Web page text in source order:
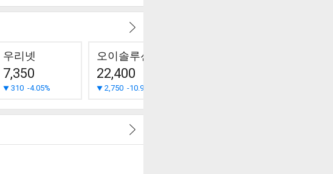
우리넷
7,350
310 -4.05%
오이솔루션
22,400
2,750 -10.93%